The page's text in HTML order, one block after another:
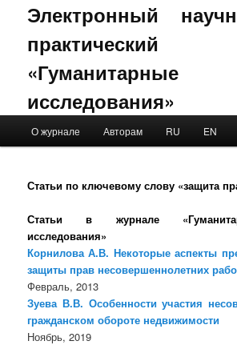
Электронный
практический
«Гуманитарные
исследования»
Skip to primary content
Skip to secondary content
О журнале Авторам RU EN
Статьи по ключевому слову «защита
Статьи в журнале
исследования»
Корнилова А.В. Некоторые аспекты
защиты прав несовершеннолетних
Февраль, 2013
Зуева В.В. Особенности участия
гражданском обороте недвижимости
Ноябрь, 2019